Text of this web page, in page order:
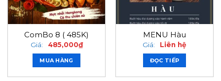
ComBo 8 ( 485K)
Giá: 485,000₫
MUA HÀNG
MENU Hàu
Giá: Liên hệ
ĐỌC TIẾP